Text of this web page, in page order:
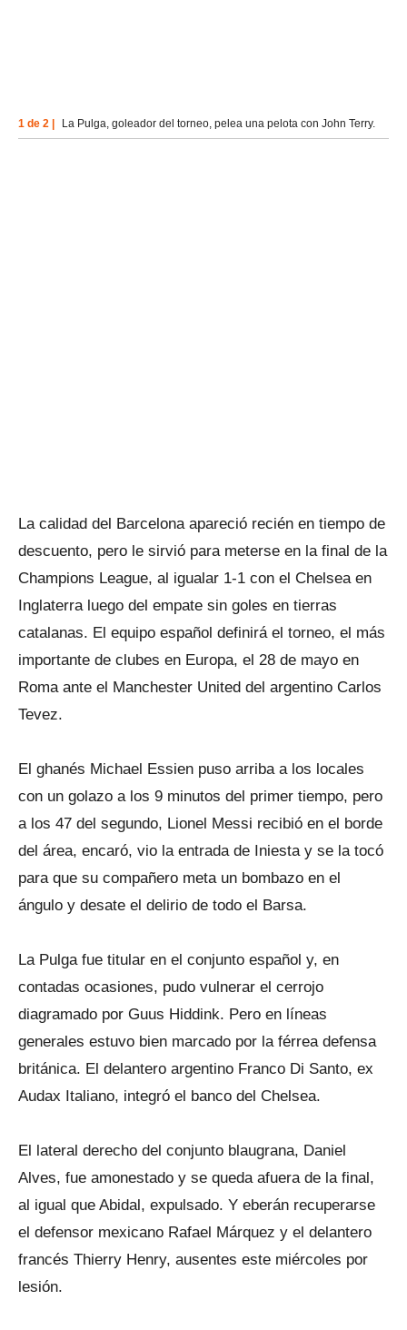
1 de 2 | La Pulga, goleador del torneo, pelea una pelota con John Terry.
La calidad del Barcelona apareció recién en tiempo de
descuento, pero le sirvió para meterse en la final de la
Champions League, al igualar 1-1 con el Chelsea en
Inglaterra luego del empate sin goles en tierras
catalanas. El equipo español definirá el torneo, el más
importante de clubes en Europa, el 28 de mayo en
Roma ante el Manchester United del argentino Carlos
Tevez.
El ghanés Michael Essien puso arriba a los locales
con un golazo a los 9 minutos del primer tiempo, pero
a los 47 del segundo, Lionel Messi recibió en el borde
del área, encaró, vio la entrada de Iniesta y se la tocó
para que su compañero meta un bombazo en el
ángulo y desate el delirio de todo el Barsa.
La Pulga fue titular en el conjunto español y, en
contadas ocasiones, pudo vulnerar el cerrojo
diagramado por Guus Hiddink. Pero en líneas
generales estuvo bien marcado por la férrea defensa
británica. El delantero argentino Franco Di Santo, ex
Audax Italiano, integró el banco del Chelsea.
El lateral derecho del conjunto blaugrana, Daniel
Alves, fue amonestado y se queda afuera de la final,
al igual que Abidal, expulsado. Y eberán recuperarse
el defensor mexicano Rafael Márquez y el delantero
francés Thierry Henry, ausentes este miércoles por
lesión.